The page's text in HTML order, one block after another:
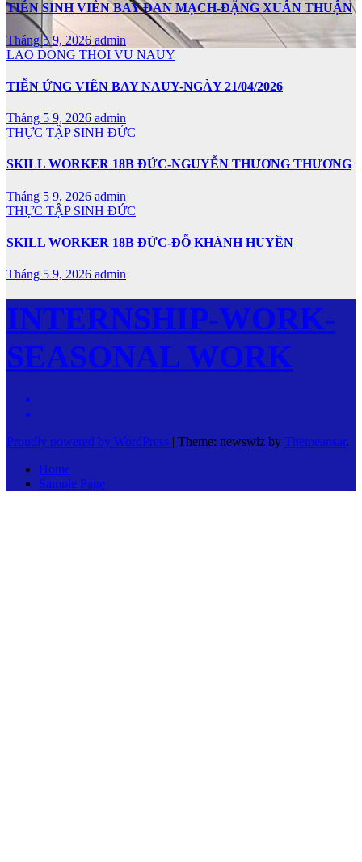
TIỄN SINH VIÊN BAY ĐAN MẠCH-ĐẶNG XUÂN THUẬN
Tháng 5 9, 2026 admin
LAO DONG THOI VU NAUY
TIỄN ỨNG VIÊN BAY NAUY-NGÀY 21/04/2026
Tháng 5 9, 2026 admin
THỰC TẬP SINH ĐỨC
SKILL WORKER 18B ĐỨC-NGUYỄN THƯƠNG THƯƠNG
Tháng 5 9, 2026 admin
THỰC TẬP SINH ĐỨC
SKILL WORKER 18B ĐỨC-ĐỖ KHÁNH HUYỀN
Tháng 5 9, 2026 admin
INTERNSHIP-WORK-
SEASONAL WORK
Proudly powered by WordPress | Theme: newswiz by Themeansar.
Home
Sample Page